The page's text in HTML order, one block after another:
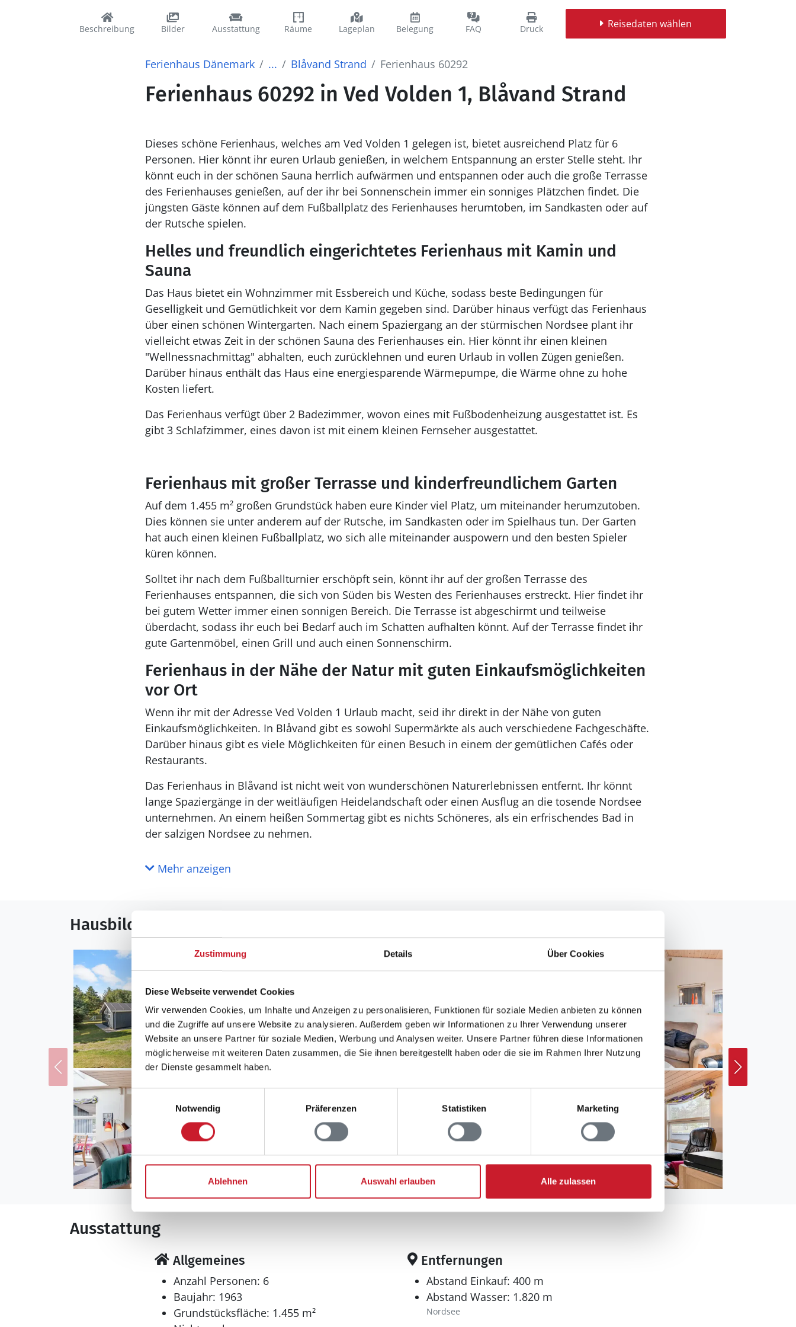
Zustimmung Details Über Cookies
Diese Webseite verwendet Cookies
Wir verwenden Cookies, um Inhalte und Anzeigen zu personalisieren, Funktionen für soziale Medien anbieten zu können
und die Zugriffe auf unsere Website zu analysieren. Außerdem geben wir Informationen zu Ihrer Verwendung unserer
Website an unsere Partner für soziale Medien, Werbung und Analysen weiter. Unsere Partner führen diese Informationen
möglicherweise mit weiteren Daten zusammen, die Sie ihnen bereitgestellt haben oder die sie im Rahmen Ihrer Nutzung
der Dienste gesammelt haben.
Einwilligungsauswahl
Notwendig
Präferenzen Statistiken Marketing
Ablehnen Auswahl erlauben Alle zulassen
Beschreibung Bilder Ausstattung Räume Lageplan Belegung FAQ Druck Reisedaten wählen
Ferienhaus Dänemark ... Blåvand Strand Ferienhaus 60292
Ferienhaus 60292 in Ved Volden 1, Blåvand Strand
Dieses schöne Ferienhaus, welches am Ved Volden 1 gelegen ist, bietet ausreichend Platz für 6
Personen. Hier könnt ihr euren Urlaub genießen, in welchem Entspannung an erster Stelle steht. Ihr
könnt euch in der schönen Sauna herrlich aufwärmen und entspannen oder auch die große Terrasse
des Ferienhauses genießen, auf der ihr bei Sonnenschein immer ein sonniges Plätzchen findet. Die
jüngsten Gäste können auf dem Fußballplatz des Ferienhauses herumtoben, im Sandkasten oder auf
der Rutsche spielen.
Helles und freundlich eingerichtetes Ferienhaus mit Kamin und
Sauna
Das Haus bietet ein Wohnzimmer mit Essbereich und Küche, sodass beste Bedingungen für
Geselligkeit und Gemütlichkeit vor dem Kamin gegeben sind. Darüber hinaus verfügt das Ferienhaus
über einen schönen Wintergarten. Nach einem Spaziergang an der stürmischen Nordsee plant ihr
vielleicht etwas Zeit in der schönen Sauna des Ferienhauses ein. Hier könnt ihr einen kleinen
"Wellnessnachmittag" abhalten, euch zurücklehnen und euren Urlaub in vollen Zügen genießen.
Darüber hinaus enthält das Haus eine energiesparende Wärmepumpe, die Wärme ohne zu hohe
Kosten liefert.
Das Ferienhaus verfügt über 2 Badezimmer, wovon eines mit Fußbodenheizung ausgestattet ist. Es
gibt 3 Schlafzimmer, eines davon ist mit einem kleinen Fernseher ausgestattet.
Ferienhaus mit großer Terrasse und kinderfreundlichem Garten
Auf dem 1.455 m² großen Grundstück haben eure Kinder viel Platz, um miteinander herumzutoben.
Dies können sie unter anderem auf der Rutsche, im Sandkasten oder im Spielhaus tun. Der Garten
hat auch einen kleinen Fußballplatz, wo sich alle miteinander auspowern und den besten Spieler
küren können.
Solltet ihr nach dem Fußballturnier erschöpft sein, könnt ihr auf der großen Terrasse des
Ferienhauses entspannen, die sich von Süden bis Westen des Ferienhauses erstreckt. Hier findet ihr
bei gutem Wetter immer einen sonnigen Bereich. Die Terrasse ist abgeschirmt und teilweise
überdacht, sodass ihr euch bei Bedarf auch im Schatten aufhalten könnt. Auf der Terrasse findet ihr
gute Gartenmöbel, einen Grill und auch einen Sonnenschirm.
Ferienhaus in der Nähe der Natur mit guten Einkaufsmöglichkeiten
vor Ort
Wenn ihr mit der Adresse Ved Volden 1 Urlaub macht, seid ihr direkt in der Nähe von guten
Einkaufsmöglichkeiten. In Blåvand gibt es sowohl Supermärkte als auch verschiedene Fachgeschäfte.
Darüber hinaus gibt es viele Möglichkeiten für einen Besuch in einem der gemütlichen Cafés oder
Restaurants.
Das Ferienhaus in Blåvand ist nicht weit von wunderschönen Naturerlebnissen entfernt. Ihr könnt
lange Spaziergänge in der weitläufigen Heidelandschaft oder einen Ausflug an die tosende Nordsee
unternehmen. An einem heißen Sommertag gibt es nichts Schöneres, als ein erfrischendes Bad in
der salzigen Nordsee zu nehmen.
Mehr anzeigen
Hausbilder
Ausstattung
Allgemeines
Anzahl Personen: 6
Baujahr: 1963
Grundstücksfläche: 1.455 m²
Entfernungen
Abstand Einkauf: 400 m
Abstand Wasser: 1.820 m
Nordsee